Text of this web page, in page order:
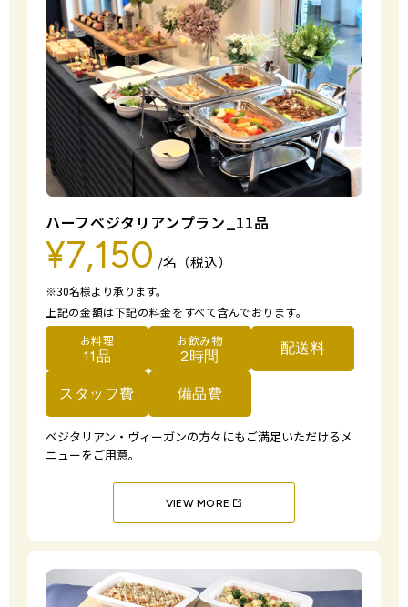
ハーフベジタリアンプラン_11品
¥7,150 /名（税込）
※30名様より承ります。
上記の金額は下記の料金をすべて含んでおります。
お料理
11品
お飲み物
2時間 配送料
スタッフ費 備品費
ベジタリアン・ヴィーガンの方々にもご満足いただけるメ
ニューをご用意。
VIEW MORE